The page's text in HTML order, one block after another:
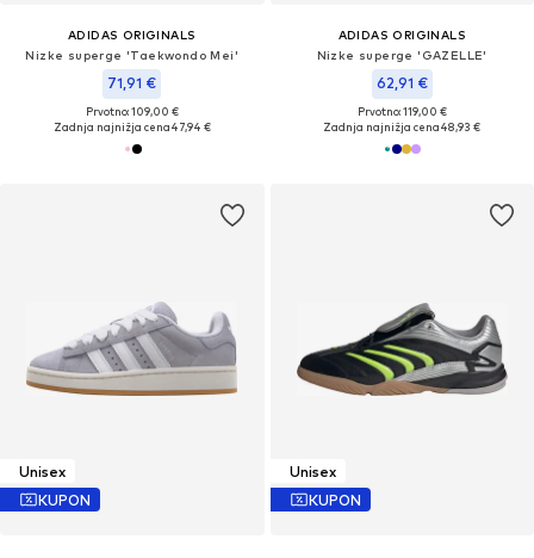
ADIDAS ORIGINALS
Nizke superge 'Taekwondo Mei'
71,91 €
Prvotno: 109,00 €
Zadnja najnižja cena47,94 €
ADIDAS ORIGINALS
Nizke superge 'GAZELLE'
62,91 €
Prvotno: 119,00 €
Zadnja najnižja cena48,93 €
Unisex
KUPON
Unisex
KUPON